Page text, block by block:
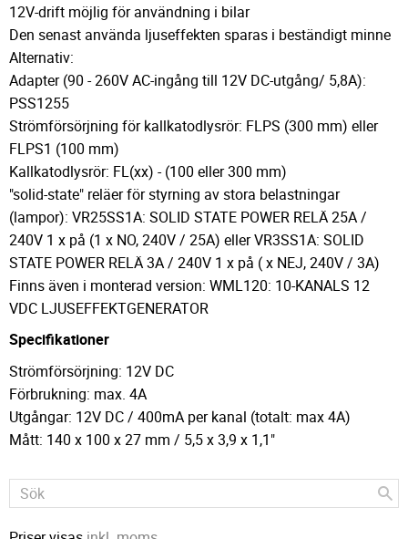
12V-drift möjlig för användning i bilar
Den senast använda ljuseffekten sparas i beständigt minne
Alternativ:
Adapter (90 - 260V AC-ingång till 12V DC-utgång/ 5,8A):
PSS1255
Strömförsörjning för kallkatodlysrör: FLPS (300 mm) eller
FLPS1 (100 mm)
Kallkatodlysrör: FL(xx) - (100 eller 300 mm)
"solid-state" reläer för styrning av stora belastningar
(lampor): VR25SS1A: SOLID STATE POWER RELÄ 25A /
240V 1 x på (1 x NO, 240V / 25A) eller VR3SS1A: SOLID
STATE POWER RELÄ 3A / 240V 1 x på ( x NEJ, 240V / 3A)
Finns även i monterad version: WML120: 10-KANALS 12
VDC LJUSEFFEKTGENERATOR
Specifikationer
Strömförsörjning: 12V DC
Förbrukning: max. 4A
Utgångar: 12V DC / 400mA per kanal (totalt: max 4A)
Mått: 140 x 100 x 27 mm / 5,5 x 3,9 x 1,1"